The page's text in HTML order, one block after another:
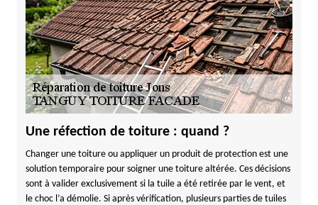
Une réfection de toiture : quand ?
Changer une toiture ou appliquer un produit de protection est une
solution temporaire pour soigner une toiture altérée. Ces décisions
sont à valider exclusivement si la tuile a été retirée par le vent, et
le choc l’a démolie. Si après vérification, plusieurs parties de tuiles